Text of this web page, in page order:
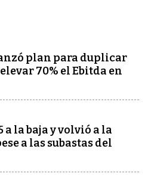
plan para duplicar
70% el Ebitda en
a la baja y volvió a la
a las subastas del